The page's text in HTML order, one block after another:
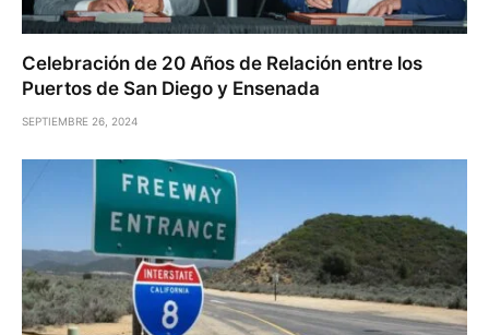
Celebración de 20 Años de Relación entre los
Puertos de San Diego y Ensenada
SEPTIEMBRE 26, 2024